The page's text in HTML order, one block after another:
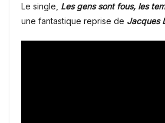
Le single, Les gens sont fous, les
une fantastique reprise de Jacques